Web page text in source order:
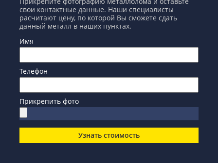
свои контактные данные. Наши специалисты
расчитают цену, по которой Вы сможете сдать
данный металл в наших пунктах.
Имя
Телефон
Прикрепить фото
Узнать стоимость